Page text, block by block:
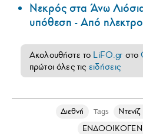
Νεκρός στα Άνω
υπόθεση - Από
Ακολουθήστε το LiFO.gr στο
πρώτοι όλες τις ειδήσεις
Διεθνή Tags